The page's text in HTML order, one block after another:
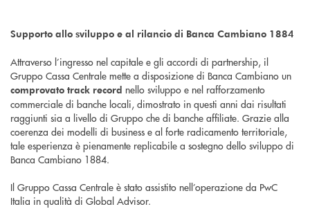
Supporto allo sviluppo e al rilancio di Banca Cambiano 1884
Attraverso l’ingresso nel capitale e gli accordi di partnership, il
Gruppo Cassa Centrale mette a disposizione di Banca Cambiano un
comprovato track record nello sviluppo e nel rafforzamento
commerciale di banche locali, dimostrato in questi anni dai risultati
raggiunti sia a livello di Gruppo che di banche affiliate. Grazie alla
coerenza dei modelli di business e al forte radicamento territoriale,
tale esperienza è pienamente replicabile a sostegno dello sviluppo di
Banca Cambiano 1884.
Il Gruppo Cassa Centrale è stato assistito nell’operazione da PwC
Italia in qualità di Global Advisor.